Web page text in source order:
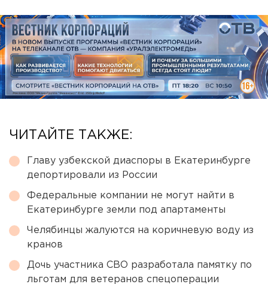
ЧИТАЙТЕ ТАКЖЕ:
Главу узбекской диаспоры в Екатеринбурге
депортировали из России
Федеральные компании не могут найти в
Екатеринбурге земли под апартаменты
Челябинцы жалуются на коричневую воду из
кранов
Дочь участника СВО разработала памятку по
льготам для ветеранов спецоперации